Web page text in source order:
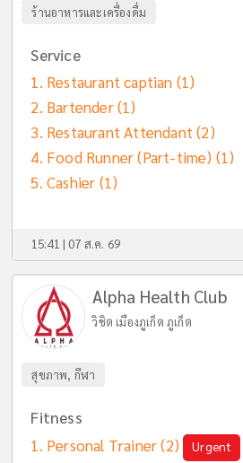
ร้านอาหารและเครื่องดื่ม
Service
Restaurant captian (1)
Bartender(1)
Restaurant Attendant(2)
Food Runner (Part-time) (1)
Cashier (1)
15:41 | 07 ส.ค. 69
Alpha Health Club
วิชิต เมืองภูเก็ต ภูเก็ต
สุขภาพ, กีฬา
Fitness
Personal Trainer(2) Urgent